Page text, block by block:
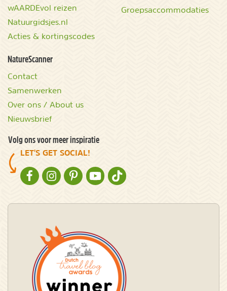
wAARDEvol reizen
Natuurgidsjes.nl
Acties & kortingscodes
Groepsaccommodaties
NatureScanner
Contact
Samenwerken
Over ons / About us
Nieuwsbrief
Volg ons voor meer inspiratie
LET'S GET SOCIAL!
NATURESCANNER OP FACEBOOK
NATURESCANNER OP INSTAGRAM
NATURESCANNER OP PINTEREST
NATURESCANNER OP YOUTUBE
NATURESCANNER OP TIKTOK